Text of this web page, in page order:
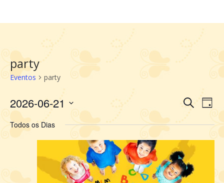
party
Eventos party
de
visuais
de
Eventos
Procurar
Eventosdo
Dia
2026-06-21
Selecione
a
data.
Todos os Dias